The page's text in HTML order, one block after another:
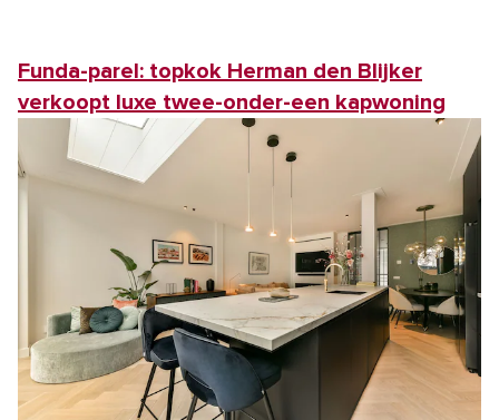
Funda-parel: topkok Herman den Blijker
verkoopt luxe twee-onder-een kapwoning